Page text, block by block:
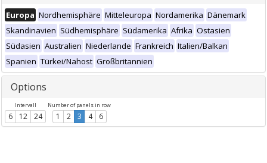
Europa Nordhemisphäre Mitteleuropa Nordamerika Dänemark
Skandinavien Südhemisphäre Südamerika Afrika Ostasien
Südasien Australien Niederlande Frankreich Italien/Balkan
Spanien Türkei/Nahost Großbritannien
Options
Intervall
6 12 24
Number of panels in row
1 2 3 4 6